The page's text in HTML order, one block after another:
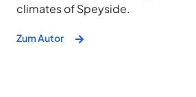
climates of Speyside.
Zum Autor